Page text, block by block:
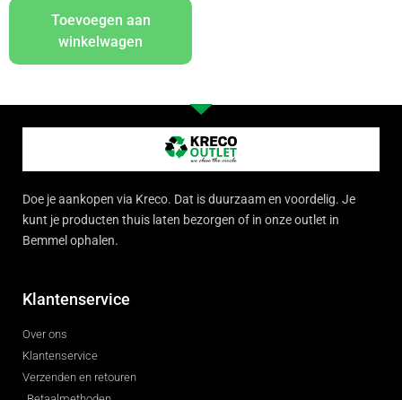
Toevoegen aan
winkelwagen
Doe je aankopen via Kreco. Dat is duurzaam en voordelig. Je
kunt je producten thuis laten bezorgen of in onze outlet in
Bemmel ophalen.
Klantenservice
Over ons
Klantenservice
Verzenden en retouren